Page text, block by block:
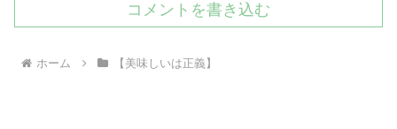
コメントを書き込む
ホーム 【美味しいは正義】